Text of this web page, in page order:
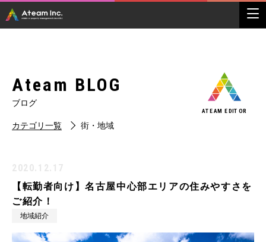
Ateam BLOG
ブログ
カテゴリ一覧 街・地域
【転勤者向け】名古屋中心部エリアの住みやすさを
ご紹介！
ATEAM EDITOR
地域紹介